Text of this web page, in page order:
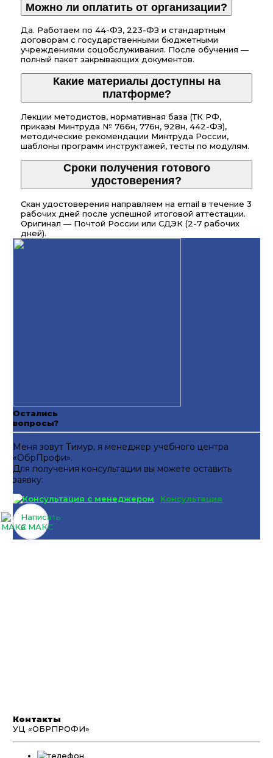
Можно ли оплатить от организации?
Да. Работаем по 44-ФЗ, 223-ФЗ и стандартным
договорам с государственными бюджетными
учреждениями соцобслуживания. После обучения —
полный пакет закрывающих документов.
Какие материалы доступны на
платформе?
Лекции методистов, нормативная база (ТК РФ,
приказы Минтруда № 766н, 776н, 928н, 442-ФЗ),
методические рекомендации Минтруда России,
шаблоны программ инструктажей, тесты по модулям.
Сроки получения готового
удостоверения?
Скан удостоверения направляем на email в течение 3
рабочих дней после успешной итоговой аттестации.
Оригинал — Почтой России или СДЭК (2-7 рабочих
дней).
Остались
вопросы?
Меня зовут Тимур, я менеджер учебного центра
«ОбрПрофи».
Для получения консультации вы можете оставить
заявку:
Консультация
Написать
в МАКС
Контакты
УЦ «ОБРПРОФИ»